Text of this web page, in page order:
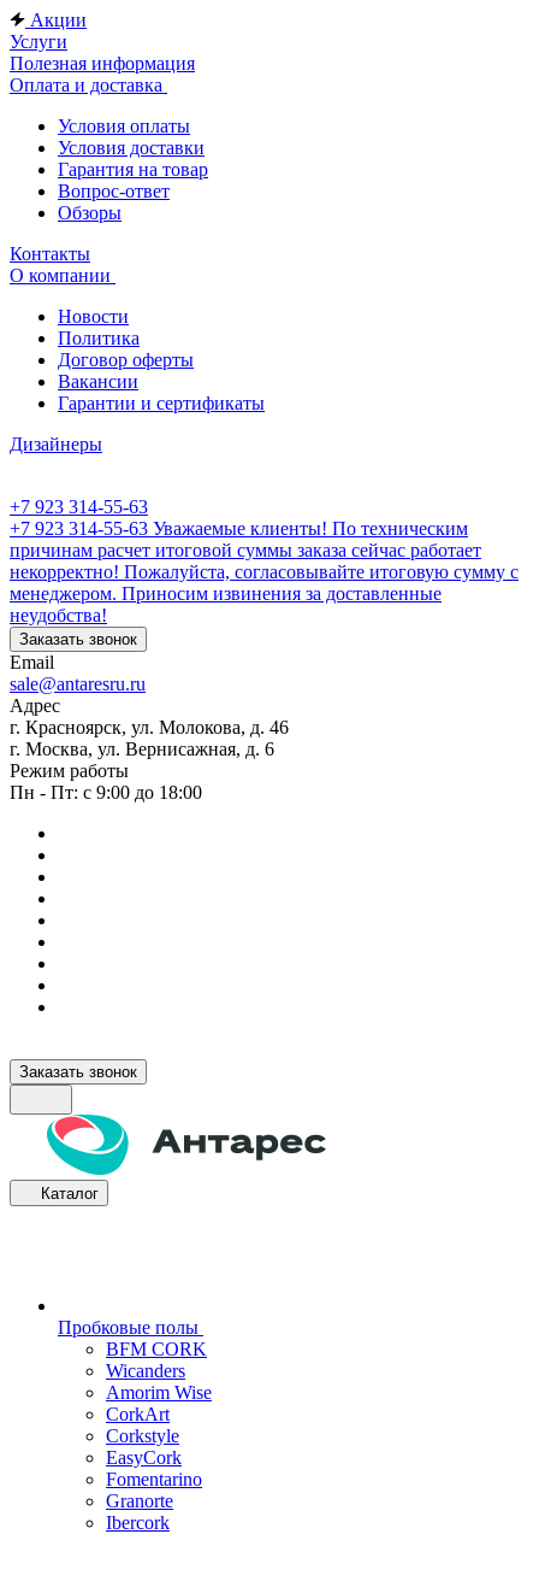
Акции
Услуги
Полезная информация
Оплата и доставка
Условия оплаты
Условия доставки
Гарантия на товар
Вопрос-ответ
Обзоры
Контакты
О компании
Новости
Политика
Договор оферты
Вакансии
Гарантии и сертификаты
Дизайнеры
+7 923 314-55-63
+7 923 314-55-63 Уважаемые клиенты! По техническим
причинам расчет итоговой суммы заказа сейчас работает
некорректно! Пожалуйста, согласовывайте итоговую сумму с
менеджером. Приносим извинения за доставленные
неудобства!
Заказать звонок
Email
sale@antaresru.ru
Адрес
г. Красноярск, ул. Молокова, д. 46
г. Москва, ул. Вернисажная, д. 6
Режим работы
Пн - Пт: с 9:00 до 18:00
Заказать звонок
Каталог
Пробковые полы
BFM CORK
Wicanders
Amorim Wise
CorkArt
Corkstyle
EasyCork
Fomentarino
Granorte
Ibercork